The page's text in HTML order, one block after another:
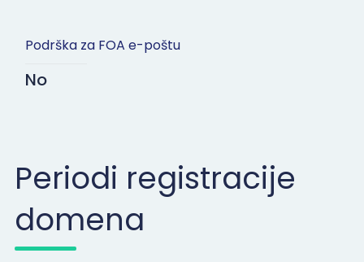
Podrška za FOA e-poštu
No
Periodi registracije
domena